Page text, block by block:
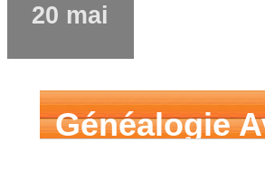
20 mai
Généalogie